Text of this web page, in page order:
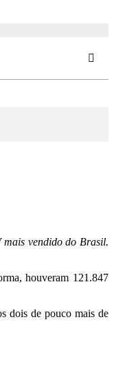
mais vendido do Brasil.
houveram 121.847
dois de pouco mais de